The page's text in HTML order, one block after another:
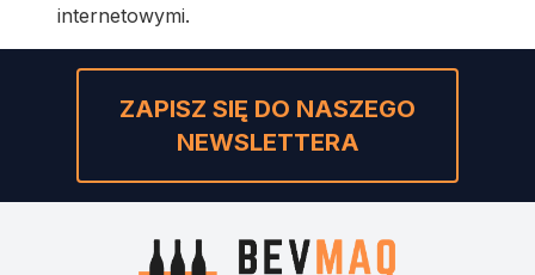
internetowymi.
ZAPISZ SIĘ DO NASZEGO
NEWSLETTERA